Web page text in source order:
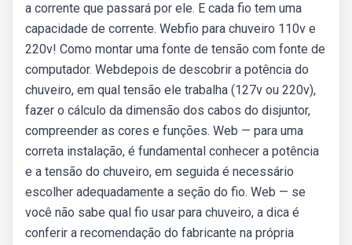
a corrente que passará por ele. E cada fio tem uma
capacidade de corrente. Webfio para chuveiro 110v e
220v! Como montar uma fonte de tensão com fonte de
computador. Webdepois de descobrir a potência do
chuveiro, em qual tensão ele trabalha (127v ou 220v),
fazer o cálculo da dimensão dos cabos do disjuntor,
compreender as cores e funções. Web — para uma
correta instalação, é fundamental conhecer a potência
e a tensão do chuveiro, em seguida é necessário
escolher adequadamente a seção do fio. Web — se
você não sabe qual fio usar para chuveiro, a dica é
conferir a recomendação do fabricante na própria